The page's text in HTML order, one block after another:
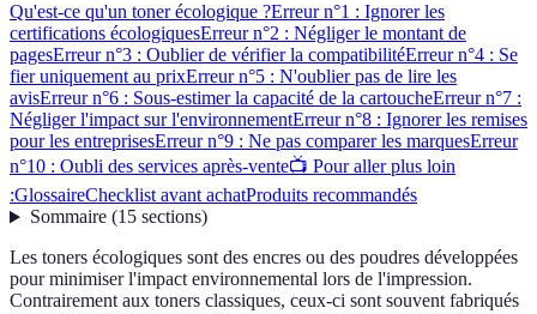
Qu'est-ce qu'un toner écologique ?Erreur n°1 : Ignorer les
certifications écologiquesErreur n°2 : Négliger le montant de
pagesErreur n°3 : Oublier de vérifier la compatibilitéErreur n°4 : Se
fier uniquement au prixErreur n°5 : N'oublier pas de lire les
avisErreur n°6 : Sous-estimer la capacité de la cartoucheErreur n°7 :
Négliger l'impact sur l'environnementErreur n°8 : Ignorer les remises
pour les entreprisesErreur n°9 : Ne pas comparer les marquesErreur
n°10 : Oubli des services après-vente📺 Pour aller plus loin
:GlossaireChecklist avant achatProduits recommandés
Sommaire(15 sections)
Les toners écologiques sont des encres ou des poudres développées
pour minimiser l'impact environnemental lors de l'impression.
Contrairement aux toners classiques, ceux-ci sont souvent fabriqués